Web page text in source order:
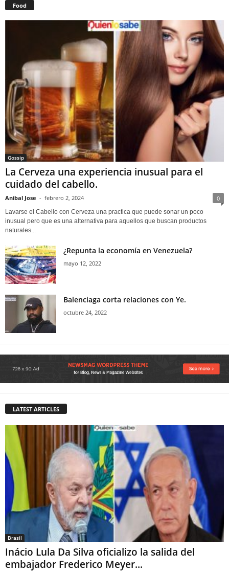
Food
Gossip
La Cerveza una experiencia inusual para el
cuidado del cabello.
Anibal Jose - febrero 2, 2024 0
Lavarse el Cabello con Cerveza una practica que puede sonar un poco
inusual pero que es una alternativa para aquellos que buscan productos
naturales...
¿Repunta la economía en Venezuela?
mayo 12, 2022
Balenciaga corta relaciones con Ye.
octubre 24, 2022
LATEST ARTICLES
Brasil
Inácio Lula Da Silva oficializo la salida del
embajador Frederico Meyer...